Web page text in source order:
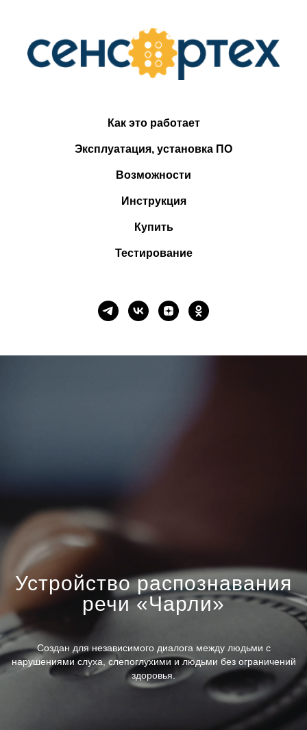
Как это работает
Эксплуатация, установка ПО
Возможности
Инструкция
Купить
Тестирование
Устройство распознавания
речи «Чарли»
Создан для независимого диалога между людьми с
нарушениями слуха, слепоглухими и людьми без ограничений
здоровья.